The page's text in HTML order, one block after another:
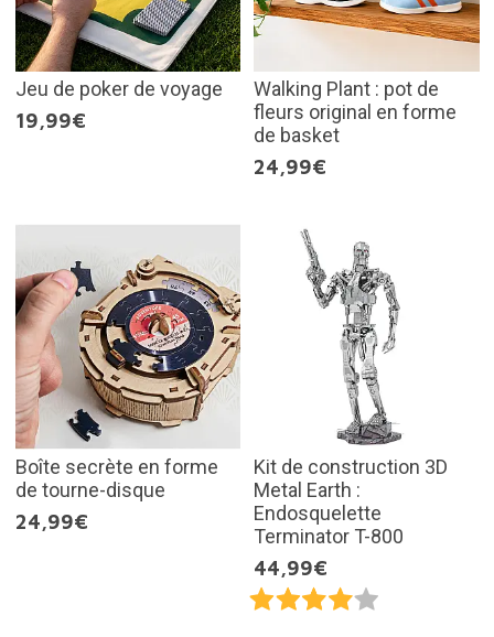
Jeu de poker de voyage
19,99€
Walking Plant : pot de
fleurs original en forme
de basket
24,99€
Boîte secrète en forme
de tourne-disque
24,99€
Kit de construction 3D
Metal Earth :
Endosquelette
Terminator T-800
44,99€